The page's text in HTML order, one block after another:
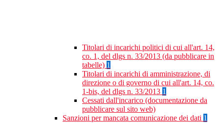
Titolari di incarichi politici di cui all'art. 14,
co. 1, del dlgs n. 33/2013 (da pubblicare in
tabelle) 1
Titolari di incarichi di amministrazione, di
direzione o di governo di cui all'art. 14, co.
1-bis, del dlgs n. 33/2013 1
Cessati dall'incarico (documentazione da
pubblicare sul sito web)
Sanzioni per mancata comunicazione dei dati 1